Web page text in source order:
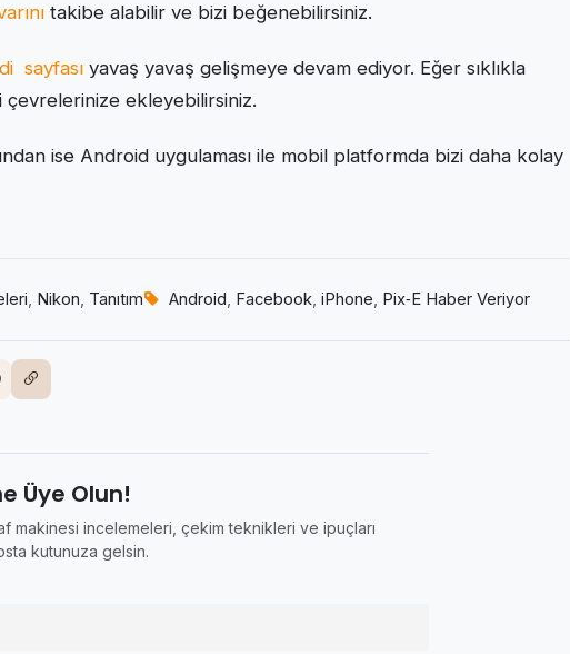
takibe alabilir ve bizi beğenebilirsiniz.
sayfası yavaş yavaş gelişmeye devam ediyor. Eğer sıklıkla
çevrelerinize ekleyebilirsiniz.
ise Android uygulaması ile mobil platformda bizi daha kolay
, Nikon, Tanıtım Android, Facebook, iPhone, Pix‑E Haber Veriyor
Üye Olun!
makinesi incelemeleri, çekim teknikleri ve ipuçları
kutunuza gelsin.